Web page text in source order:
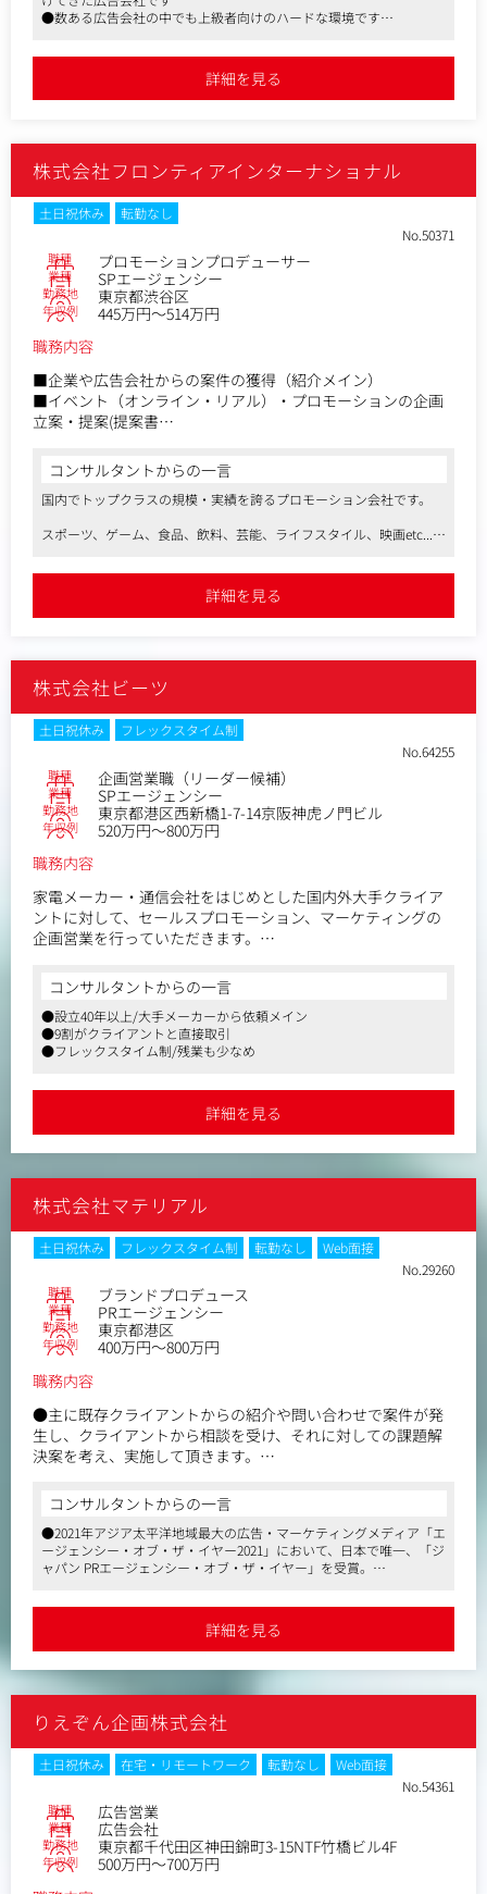
ューサー」としての働き方が求められます。
●数ある広告会社の中でも上級者向けのハードな環境です
詳細を見る
株式会社フロンティアインターナショナル
土日祝休み
転勤なし
No.50371
職種 プロモーションプロデューサー
業種 SPエージェンシー
勤務地 東京都渋谷区
年収例
445万円～514万円
職務内容
■企業や広告会社からの案件の獲得（紹介メイン）
■イベント（オンライン・リアル）・プロモーションの企画
立案・提案(提案書
■イベント（オンライン・リアル）・プロモーションの実施
に向けて、協力会社へ
の交渉、段取り、スケジュール管理
■全体の進捗管理
■イベント（オンライン・リアル）当日運営・進行
コンサルタントからの一言
国内でトップクラスの規模・実績を誇るプロモーション会社です。
スポーツ、ゲーム、食品、飲料、芸能、ライフスタイル、映画etc...、
新卒も毎年数十人規模で採用をしており、教育体制もしっかりとされ
ております。
詳細を見る
株式会社ビーツ
土日祝休み
フレックスタイム制
No.64255
職種 企画営業職（リーダー候補）
業種 SPエージェンシー
勤務地 東京都港区西新橋1-7-14京阪神虎ノ門ビル
年収例
520万円～800万円
職務内容
家電メーカー・通信会社をはじめとした国内外大手クライア
ントに対して、セールスプロモーション、マーケティングの
企画営業を行っていただきます。
デュースで、メニューは、POP・VMD・什器制作、店舗施
工、イベント、デジマまで多岐に渡ります。
コンサルタントからの一言
●設立40年以上/大手メーカーから依頼メイン
●9割がクライアントと直接取引
●フレックスタイム制/残業も少なめ
詳細を見る
株式会社マテリアル
土日祝休み フレックスタイム制 転勤なし
Web面接
No.29260
職種 ブランドプロデュース
業種 PRエージェンシー
勤務地 東京都港区
年収例
400万円～800万円
職務内容
●主に既存クライアントからの紹介や問い合わせで案件が発
生し、クライアントから相談を受け、それに対しての課題解
決案を考え、実施して頂きます。
は上記の業務ですが、仕事の企画性・領域の広さの違いによ
り、職種を分けております。
・プランナー職の場合・・・予算○千万円で、新商品のお菓
子が７月に発売するから、認知度の向上をして欲しい。⇒こ
ういった漠然とした状態からクライアントと自分たちのゴー
なコミュニケーションプランの全体像を考えて、提案実施を
○○、タレントは○○起用して、キャンペーンするからFaceb
欲しい。⇒プランナー職と比べると施策や方法が決まった状
態の中から、企画を考えて頂きます。ゆくゆくはプランナー
となり、コミュニケーション全体の絵を描いていただけるよ
コンサルタントからの一言
●2021年アジア太平洋地域最大の広告・マーケティングメディア「エ
ージェンシー・オブ・ザ・イヤー2021」において、日本で唯一、「ジ
ャパン PRエージェンシー・オブ・ザ・イヤー」を受賞。
ＰＲまで行っており、勢いのある会社です。
●広報会議「PRイベント集客ランキング」年間総合1位。
●平均残業時間30時間、年間休日125～144日。
●数年以内のIPOを目指しています。
詳細を見る
りえぞん企画株式会社
土日祝休み 在宅・リモートワーク 転勤なし
Web面接
No.54361
職種 広告営業
業種 広告会社
勤務地 東京都千代田区神田錦町3-15NTF竹橋ビル4F
年収例
500万円～700万円